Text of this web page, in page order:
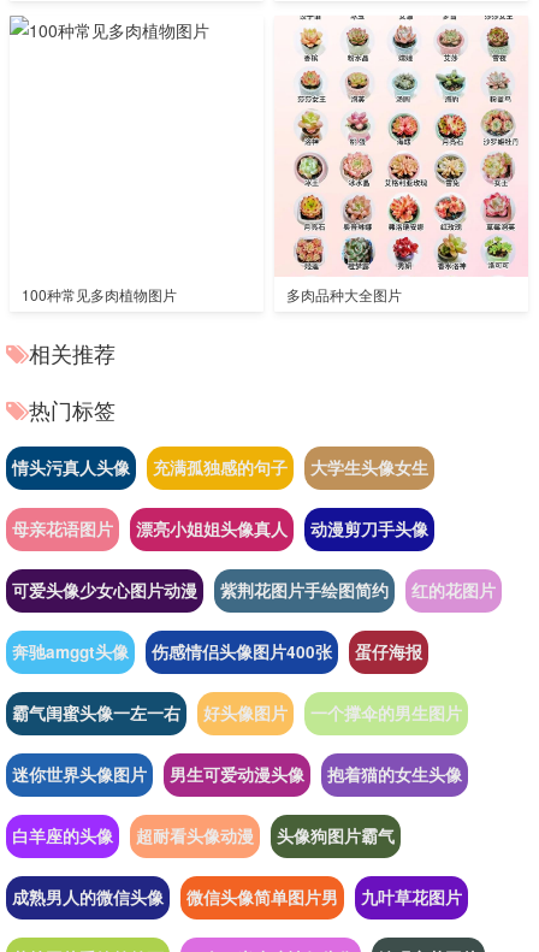
100种常见多肉植物图片 多肉品种大全图片
相关推荐
热门标签
情头污真人头像 充满孤独感的句子 大学生头像女生
母亲花语图片 漂亮小姐姐头像真人 动漫剪刀手头像
可爱头像少女心图片动漫 紫荆花图片手绘图简约 红的花图片
奔驰amggt头像 伤感情侣头像图片400张 蛋仔海报
霸气闺蜜头像一左一右 好头像图片 一个撑伞的男生图片
迷你世界头像图片 男生可爱动漫头像 抱着猫的女生头像
白羊座的头像 超耐看头像动漫 头像狗图片霸气
成熟男人的微信头像 微信头像简单图片男 九叶草花图片